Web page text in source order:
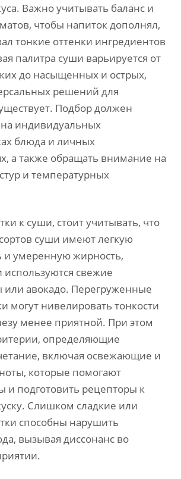
Важно учитывать баланс и
чтобы напиток дополнял,
тонкие оттенки ингредиентов
палитра суши варьируется от
до насыщенных и острых,
решений для
Подбор должен
индивидуальных
блюда и личных
а также обращать внимание на
и температурных
к суши, стоит учитывать, что
суши имеют легкую
и умеренную жирность,
используются свежие
или авокадо. Перегруженные
могут нивелировать тонкости
менее приятной. При этом
определяющие
включая освежающие и
которые помогают
и подготовить рецепторы к
Слишком сладкие или
способны нарушить
вызывая диссонанс во